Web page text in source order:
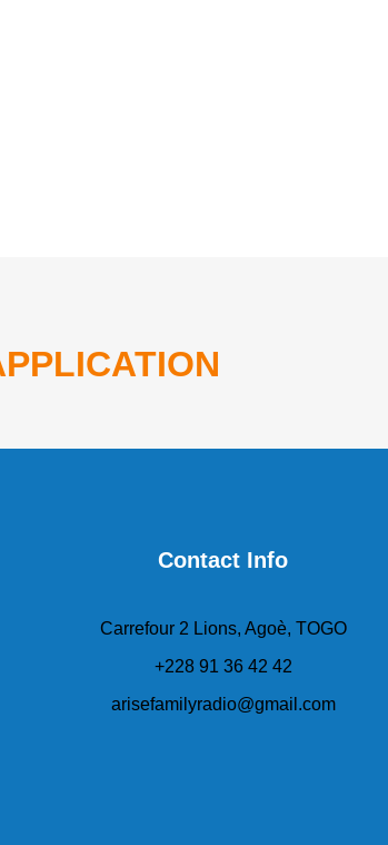
Contact Info
Carrefour 2 Lions, Agoè, TOGO
+228 91 36 42 42
arisefamilyradio@gmail.com